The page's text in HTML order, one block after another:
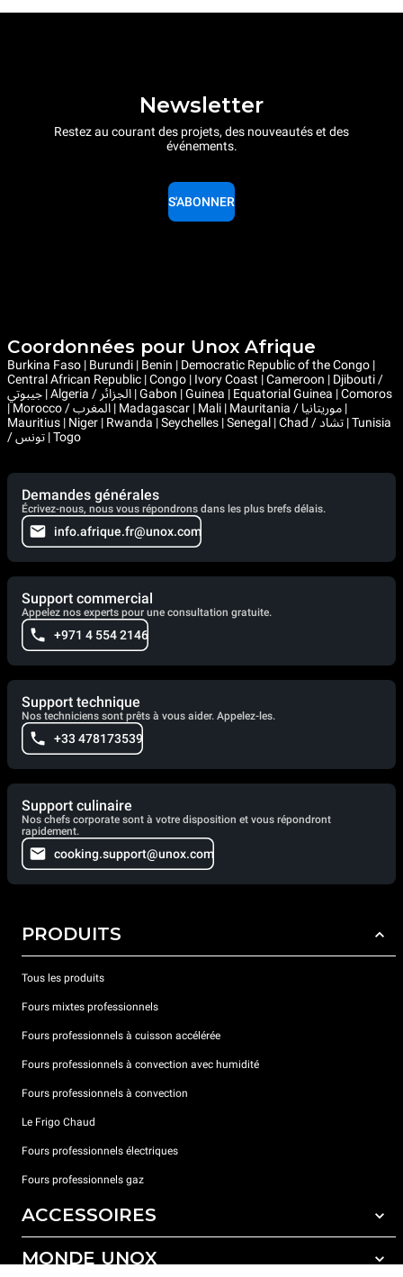
Newsletter
Restez au courant des projets, des nouveautés et des
événements.
S'ABONNER
Coordonnées pour Unox Afrique
Burkina Faso | Burundi | Benin | Democratic Republic of the Congo |
Central African Republic | Congo | Ivory Coast | Cameroon | Djibouti /
جيبوتي | Algeria / الجزائر | Gabon | Guinea | Equatorial Guinea | Comoros
| Morocco / المغرب | Madagascar | Mali | Mauritania / موريتانيا |
Mauritius | Niger | Rwanda | Seychelles | Senegal | Chad / تشاد | Tunisia
/ تونس | Togo
Demandes générales
Écrivez-nous, nous vous répondrons dans les plus brefs délais.
info.afrique.fr@unox.com
Support commercial
Appelez nos experts pour une consultation gratuite.
+971 4 554 2146
Support technique
Nos techniciens sont prêts à vous aider. Appelez-les.
+33 478173539
Support culinaire
Nos chefs corporate sont à votre disposition et vous répondront
rapidement.
cooking.support@unox.com
PRODUITS
Tous les produits
Fours mixtes professionnels
Fours professionnels à cuisson accélérée
Fours professionnels à convection avec humidité
Fours professionnels à convection
Le Frigo Chaud
Fours professionnels électriques
Fours professionnels gaz
ACCESSOIRES
Tous les accessoires
MONDE UNOX